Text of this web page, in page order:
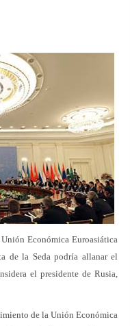
Económica Euroasiática
de la Seda podría allanar el
el presidente de Rusia,
de la Unión Económica